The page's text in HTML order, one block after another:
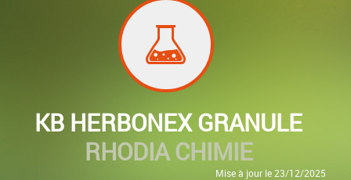
KB HERBONEX GRANULE
RHODIA CHIMIE
Mise à jour le 23/12/2025